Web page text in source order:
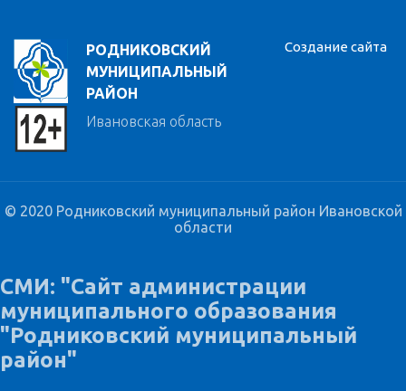
РОДНИКОВСКИЙ
МУНИЦИПАЛЬНЫЙ
РАЙОН
Ивановская область
Создание сайта
© 2020 Родниковский муниципальный район Ивановской
области
СМИ: "Сайт администрации
муниципального образования
"Родниковский муниципальный
район"